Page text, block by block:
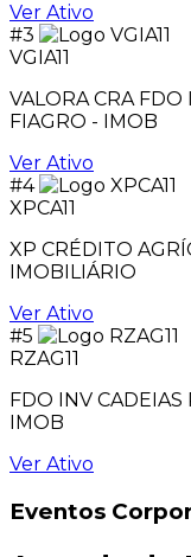
Ver Ativo
#3
VGIA11
VALORA CRA
FIAGRO - IMOB
Ver Ativo
#4
XPCA11
XP CRÉDITO
IMOBILIÁRIO
Ver Ativo
#5
RZAG11
FDO INV
IMOB
Ver Ativo
Eventos